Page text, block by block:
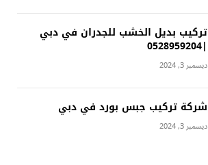
تركيب بديل الخشب للجدران في دبي
|0528959204
ديسمبر 3, 2024
شركة تركيب جبس بورد في دبي
ديسمبر 3, 2024